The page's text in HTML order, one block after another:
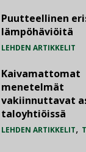
Puutteellinen
lämpöhäviöitä
LEHDEN ARTIKKELIT
Kaivamattomat
menetelmät
vakiinnuttavat
taloyhtiöissä
LEHDEN ARTIKKELIT,